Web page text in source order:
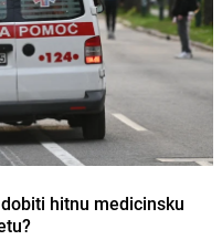
hitnu medicinsku